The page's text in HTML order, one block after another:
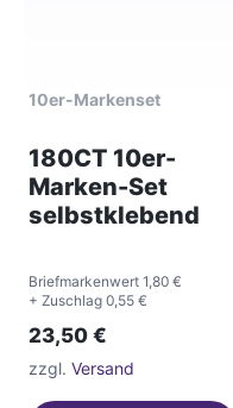
10er-Markenset
180CT 10er-
Marken-Set
selbstklebend
Briefmarkenwert 1,80 €
+ Zuschlag 0,55 €
23,50 €
zzgl. Versand